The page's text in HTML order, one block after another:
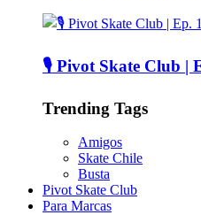
🎙️ Pivot Skate Club |
Trending Tags
Amigos
Skate Chile
Busta
Pivot Skate Club
Para Marcas